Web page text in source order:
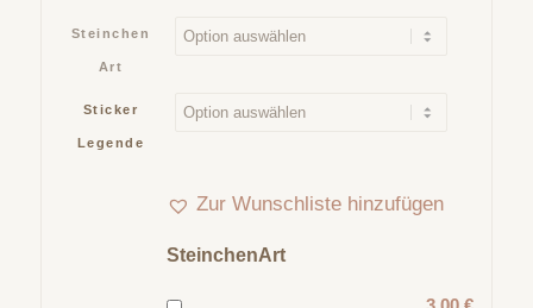
Steinchen
Art
Sticker
Legende
Zur Wunschliste hinzufügen
SteinchenArt